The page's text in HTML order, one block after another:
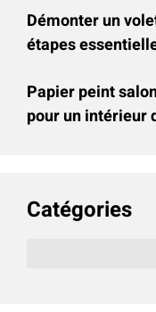
Démonter un
étapes
Papier peint
pour un intérieur
Catégories